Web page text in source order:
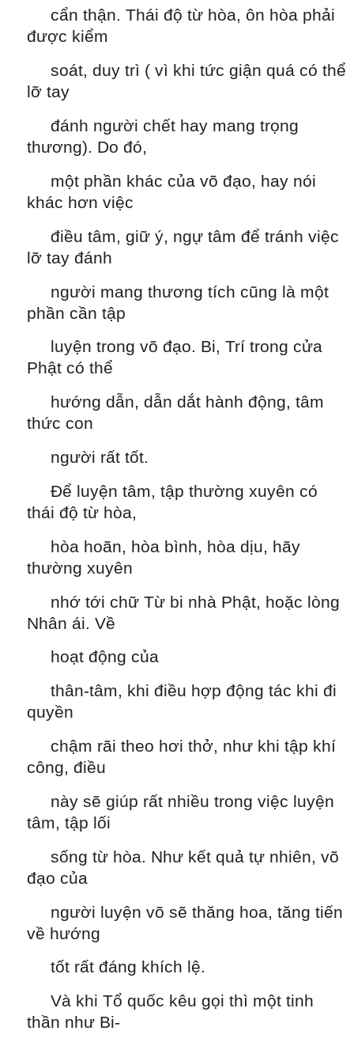
cẩn thận. Thái độ từ hòa, ôn hòa phải
được kiểm
soát, duy trì ( vì khi tức giận quá có thể
lỡ tay
đánh người chết hay mang trọng
thương). Do đó,
một phần khác của võ đạo, hay nói
khác hơn việc
điều tâm, giữ ý, ngự tâm để tránh việc
lỡ tay đánh
người mang thương tích cũng là một
phần cần tập
luyện trong võ đạo. Bi, Trí trong cửa
Phật có thể
hướng dẫn, dẫn dắt hành động, tâm
thức con
người rất tốt.
Để luyện tâm, tập thường xuyên có
thái độ từ hòa,
hòa hoãn, hòa bình, hòa dịu, hãy
thường xuyên
nhớ tới chữ Từ bi nhà Phật, hoặc lòng
Nhân ái. Về
hoạt động của
thân-tâm, khi điều hợp động tác khi đi
quyền
chậm rãi theo hơi thở, như khi tập khí
công, điều
này sẽ giúp rất nhiều trong việc luyện
tâm, tập lối
sống từ hòa. Như kết quả tự nhiên, võ
đạo của
người luyện võ sẽ thăng hoa, tăng tiến
về hướng
tốt rất đáng khích lệ.
Và khi Tổ quốc kêu gọi thì một tinh
thần như Bi-